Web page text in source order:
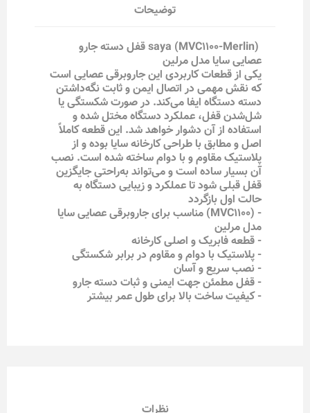
توضیحات
saya (MVC1100-Merlin) قفل دسته جارو
عصایی سایا مدل مرلین
یکی از قطعات کاربردی این جاروبرقی عصایی است
که نقش مهمی در اتصال ایمن و ثابت نگه‌داشتن
دسته دستگاه ایفا می‌کند. در صورت شکستگی یا
شل‌شدن قفل، عملکرد دستگاه مختل شده و
استفاده از آن دشوار خواهد شد. این قطعه کاملاً
اصل و مطابق با طراحی کارخانه سایا بوده و از
پلاستیک مقاوم و با دوام ساخته شده است. نصب
آن بسیار ساده است و می‌تواند به‌راحتی جایگزین
قفل قبلی شود تا عملکرد و زیبایی دستگاه به
حالت اول بازگردد
- (MVC1100) مناسب برای جاروبرقی عصایی سایا
مدل مرلین
- قطعه فابریک و اصلی کارخانه
- پلاستیک با دوام و مقاوم در برابر شکستگی
- نصب سریع و آسان
- قفل مطمئن جهت ایمنی و ثبات دسته جارو
- کیفیت ساخت بالا برای طول عمر بیشتر